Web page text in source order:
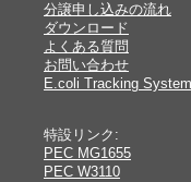
分譲申し込みの流れ
ダウンロード
よくある質問
お問い合わせ
E.coli Tracking System
特設リンク:
PEC MG1655
PEC W3110